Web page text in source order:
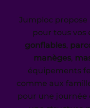
Jumploc propose
pour tous vos
gonflables,
manèges,
équipements
comme aux
pour une journée